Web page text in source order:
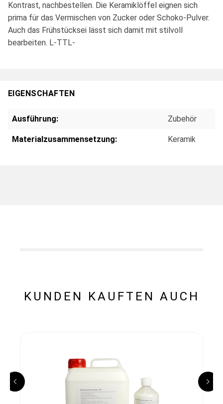
Kontrast, nachbestellen. Die Keramiklöffel eignen sich
prima für das Vermischen von Zucker oder Schoko-Pulver.
Auch das Frühstücksei lässt sich damit mit stilvoll
bearbeiten. L-TTL-
EIGENSCHAFTEN
Ausführung: Zubehör
Materialzusammensetzung: Keramik
KUNDEN KAUFTEN AUCH